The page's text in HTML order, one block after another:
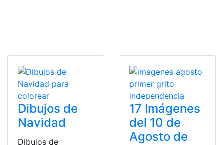
Dibujos de
Navidad
Dibujos de
17 Imágenes
del 10 de
Agosto de